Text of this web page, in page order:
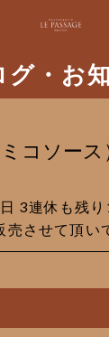
グ・お
コソース
3連休も残り
売させて頂い